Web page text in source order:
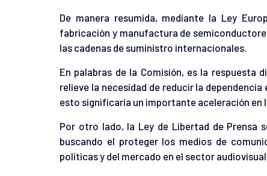
De manera resumida, mediante la Ley
fabricación y manufactura de
las cadenas de suministro internacionales.
En palabras de la Comisión, es la
relieve la necesidad de reducir la
esto significaría un importante aceleración en
Por otro lado, la Ley de Libertad de Prensa
buscando el proteger los medios de
políticas y del mercado en el sector audiovisual.